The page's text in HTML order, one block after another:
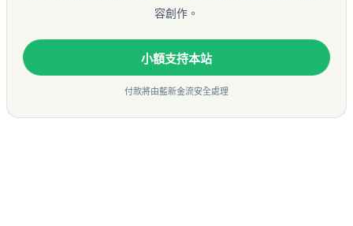
容創作。
小額支持本站
付款將由藍新金流安全處理